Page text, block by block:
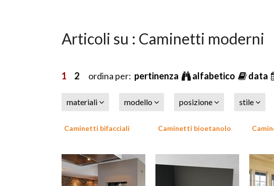
Articoli su : Caminetti moderni
1 2 ordina per: pertinenza alfabetico data
materiali modello posizione stile
Caminetti bifacciali Caminetti bioetanolo